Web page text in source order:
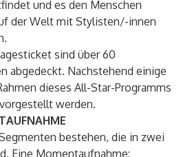
und es den Menschen
der Welt mit Stylisten/-innen
sind über 60
abgedeckt. Nachstehend einige
dieses All-Star-Programms
werden.
bestehen, die in zwei
Eine Momentaufnahme: